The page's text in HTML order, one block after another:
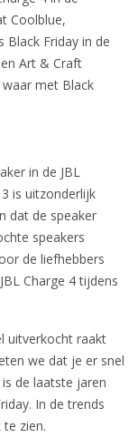
Coolblue,
Black Friday in de
Art & Craft
met Black
in de JBL
is uitzonderlijk
dat de speaker
speakers
de liefhebbers
Charge 4 tijdens
uitverkocht raakt
we dat je er snel
de laatste jaren
In de trends
zien.